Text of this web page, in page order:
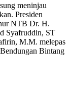
meninjau
Presiden
NTB Dr. H.
Syafruddin, ST
M.M. melepas
Bintang